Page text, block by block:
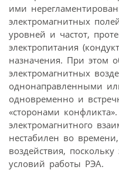
ими
электромагнитных
уровней и частот,
электропитания
назначения. При этом
электромагнитных
однонаправленными
одновременно и
«сторонами
электромагнитного
нестабилен во
воздействия,
условий работы РЭА.